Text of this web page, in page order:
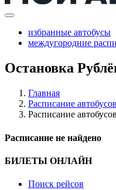
избранные автобусы
междугородние
Остановка
Главная
Расписание
Расписание
Расписание не найдено
БИЛЕТЫ ОНЛАЙН
Поиск рейсов